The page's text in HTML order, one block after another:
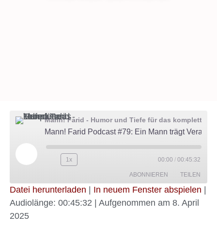
1x 00:00 / 00:45:32
ABONNIEREN TEILEN
Amazon Google Podcasts
TEILEN
Datei herunterladen In neuem Fenster abspielen
Audiolänge: 00:45:32
Aufgenommen am 8. April
2025